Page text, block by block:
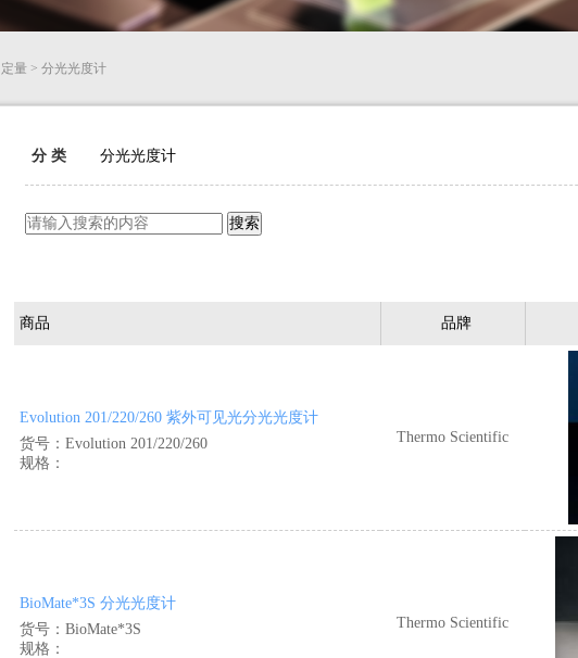
量 > 分光光度计
分 类 分光光度计
商品 品牌
Evolution 201/220/260 紫外可见光分光光度计
货号：Evolution 201/220/260
规格：
Thermo Scientific
BioMate*3S 分光光度计
货号：BioMate*3S
规格：
Thermo Scientific